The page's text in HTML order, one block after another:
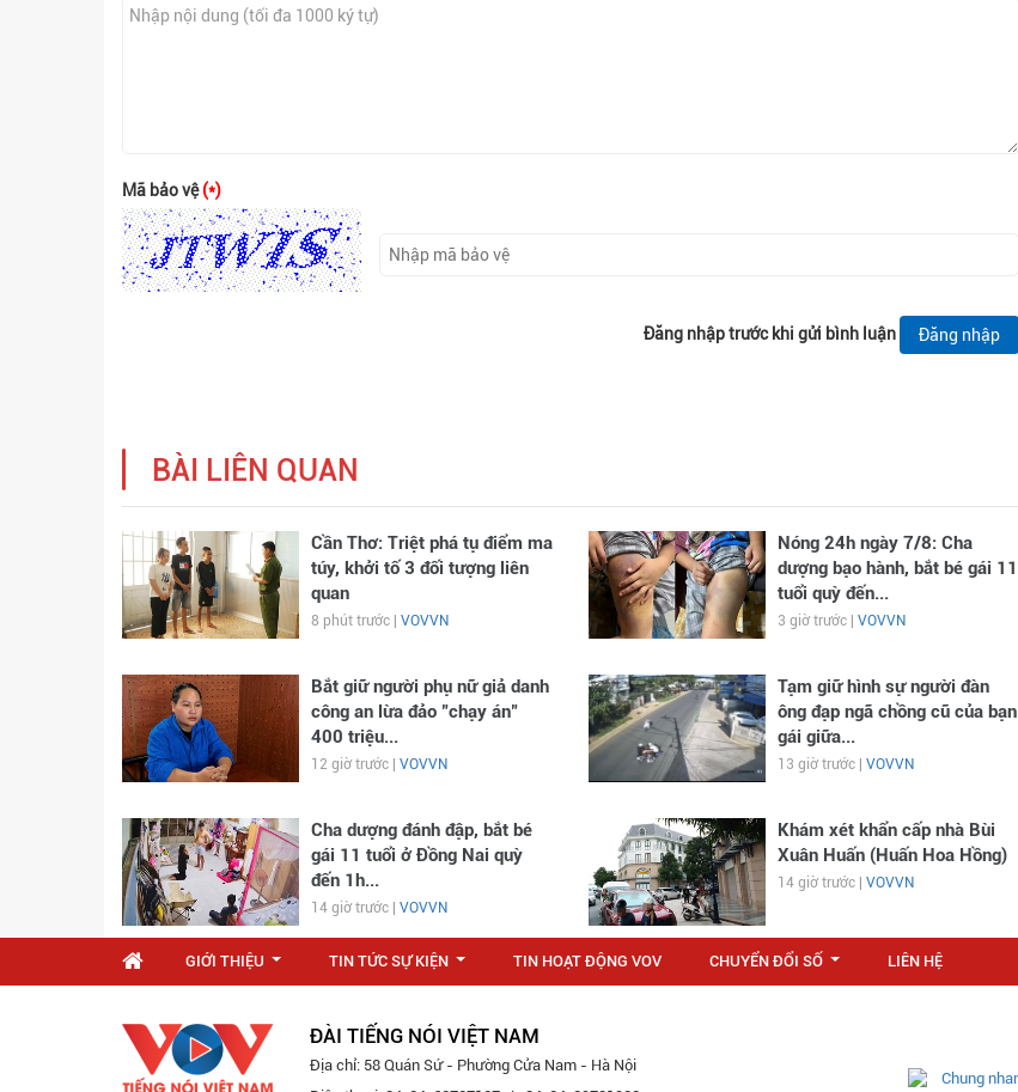
Mã bảo vệ(*)
Đăng nhập trước khi gửi bình luận Đăng nhập
BÀI LIÊN QUAN
Cần Thơ: Triệt phá tụ điểm ma
túy, khởi tố 3 đối tượng liên
quan
8 phút trước | VOVVN
Nóng 24h ngày 7/8: Cha
dượng bạo hành, bắt bé gái 11
tuổi quỳ đến...
3 giờ trước | VOVVN
Bắt giữ người phụ nữ giả danh
công an lừa đảo "chạy án"
400 triệu...
12 giờ trước | VOVVN
Tạm giữ hình sự người đàn
ông đạp ngã chồng cũ của bạn
gái giữa...
13 giờ trước | VOVVN
Cha dượng đánh đập, bắt bé
gái 11 tuổi ở Đồng Nai quỳ
đến 1h...
14 giờ trước | VOVVN
Khám xét khẩn cấp nhà Bùi
Xuân Huấn (Huấn Hoa Hồng)
14 giờ trước | VOVVN
GIỚI THIỆU TIN TỨC SỰ KIỆN TIN HOẠT ĐỘNG VOV CHUYỂN ĐỔI SỐ LIÊN HỆ
ĐÀI TIẾNG NÓI VIỆT NAM
Địa chỉ: 58 Quán Sứ - Phường Cửa Nam - Hà Nội